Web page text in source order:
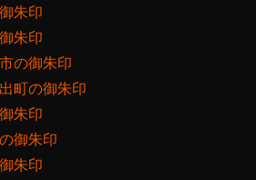
朱印
朱印
の御朱印
町の御朱印
朱印
御朱印
朱印